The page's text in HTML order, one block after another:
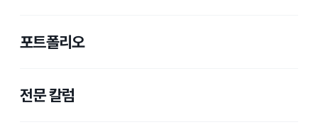
포트폴리오
전문 칼럼